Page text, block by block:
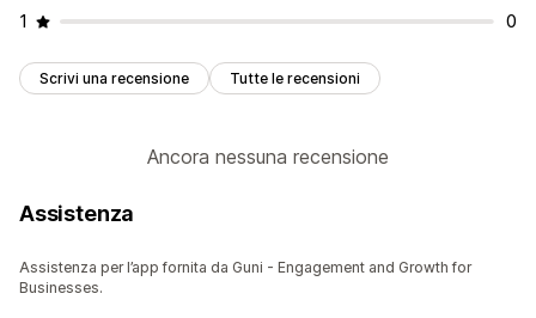
1
0
Scrivi una recensione Tutte le recensioni
Ancora nessuna recensione
Assistenza
Assistenza per l’app fornita da Guni - Engagement and Growth for
Businesses.